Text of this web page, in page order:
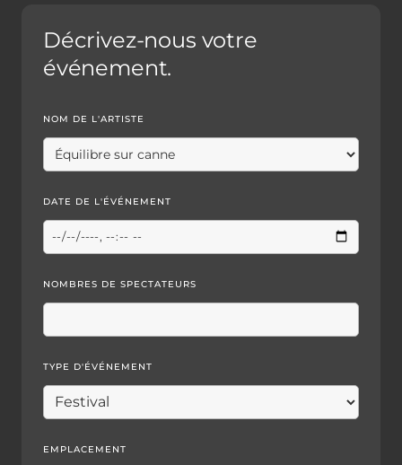
Décrivez-nous votre
événement.
NOM DE L'ARTISTE
DATE DE L'ÉVÉNEMENT
NOMBRES DE SPECTATEURS
TYPE D'ÉVÉNEMENT
EMPLACEMENT